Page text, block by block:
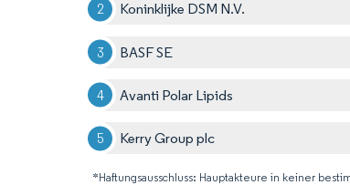
Koninklijke DSM N.V.
BASF SE
Avanti Polar Lipids
Kerry Group plc
*Haftungsausschluss: Hauptakteure in keiner